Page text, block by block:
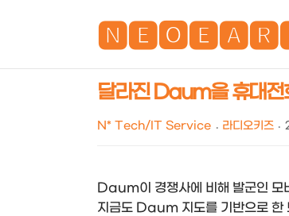
달라진 Daum을 휴대
N* Tech/IT Service 라디오키즈
Daum이 경쟁사에 비해 발군인 모
지금도 Daum 지도를 기반으로 한